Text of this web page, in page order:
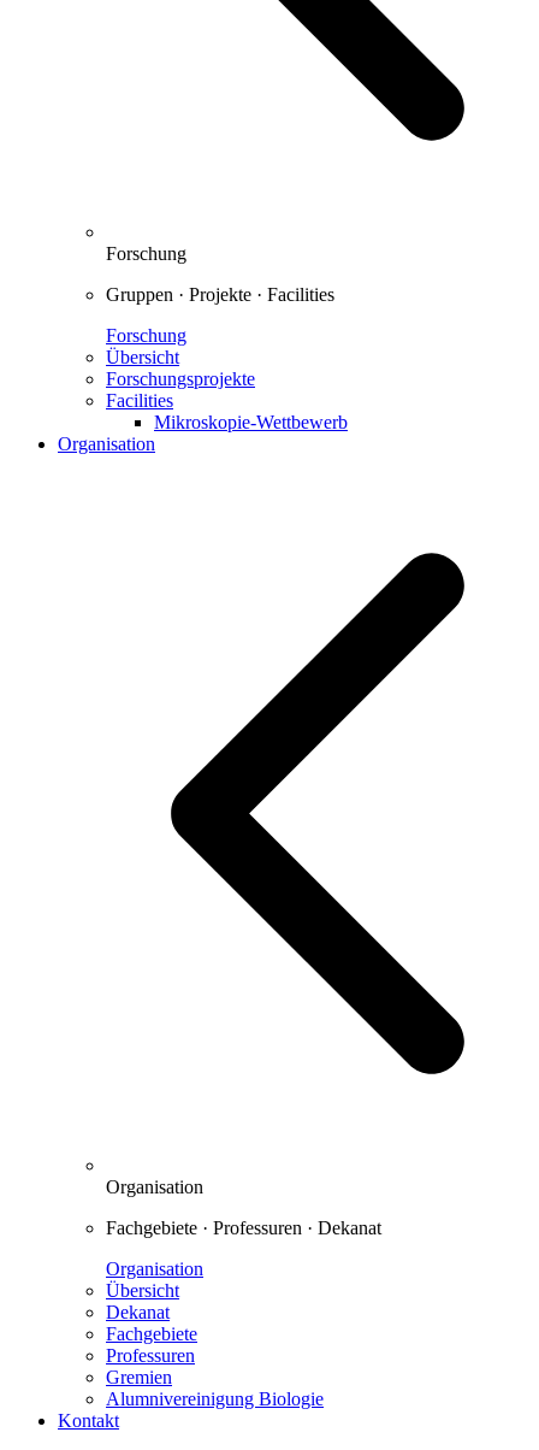
Forschung
Gruppen · Projekte · Facilities
Forschung
Übersicht
Forschungsprojekte
Facilities
Mikroskopie-Wettbewerb
Organisation
Organisation
Fachgebiete · Professuren · Dekanat
Organisation
Übersicht
Dekanat
Fachgebiete
Professuren
Gremien
Alumnivereinigung Biologie
Kontakt